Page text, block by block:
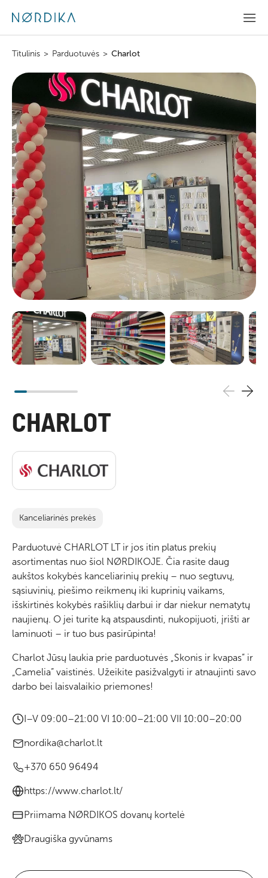
Titulinis > Parduotuvės > Charlot
CHARLOT
Kanceliarinės prekės
Parduotuvė CHARLOT LT ir jos itin platus prekių
asortimentas nuo šiol NØRDIKOJE. Čia rasite daug
aukštos kokybės kanceliarinių prekių – nuo segtuvų,
sąsiuvinių, piešimo reikmenų iki kuprinių vaikams,
išskirtinės kokybės rašiklių darbui ir dar niekur nematytų
naujienų. O jei turite ką atspausdinti, nukopijuoti, įrišti ar
laminuoti – ir tuo bus pasirūpinta!
Charlot Jūsų laukia prie parduotuvės „Skonis ir kvapas” ir
„Camelia” vaistinės. Užeikite pasižvalgyti ir atnaujinti savo
darbo bei laisvalaikio priemones!
I–V 09:00–21:00 VI 10:00–21:00 VII 10:00–20:00
nordika@charlot.lt
+370 650 96494
https://www.charlot.lt/
Priimama NØRDIKOS dovanų kortelė
Draugiška gyvūnams